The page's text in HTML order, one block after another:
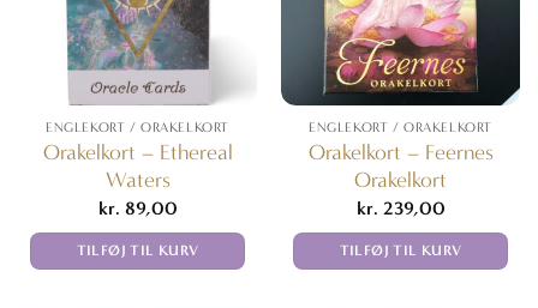
ENGLEKORT / ORAKELKORT
Orakelkort – Ethereal
Waters
kr. 89,00
TILFØJ TIL KURV
ENGLEKORT / ORAKELKORT
Orakelkort – Feernes
Orakelkort
kr. 239,00
TILFØJ TIL KURV